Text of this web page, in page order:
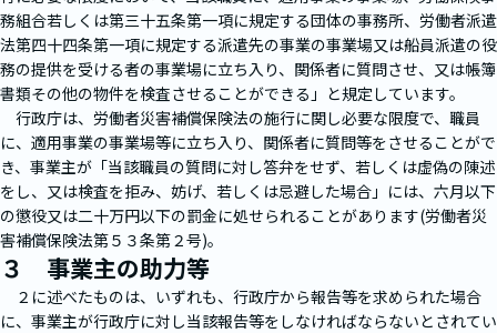
務組合若しくは第三十五条第一項に規定する団体の事務所、労働者派遣
法第四十四条第一項に規定する派遣先の事業の事業場又は船員派遣の役
務の提供を受ける者の事業場に立ち入り、関係者に質問させ、又は帳簿
書類その他の物件を検査させることができる」と規定しています。
行政庁は、労働者災害補償保険法の施行に関し必要な限度で、職員
に、適用事業の事業場等に立ち入り、関係者に質問等をさせることがで
き、事業主が「当該職員の質問に対し答弁をせず、若しくは虚偽の陳述
をし、又は検査を拒み、妨げ、若しくは忌避した場合」には、六月以下
の懲役又は二十万円以下の罰金に処せられることがあります(労働者災
害補償保険法第５３条第２号)。
３ 事業主の助力等
２に述べたものは、いずれも、行政庁から報告等を求められた場合
に、事業主が行政庁に対し当該報告等をしなければならないとされてい